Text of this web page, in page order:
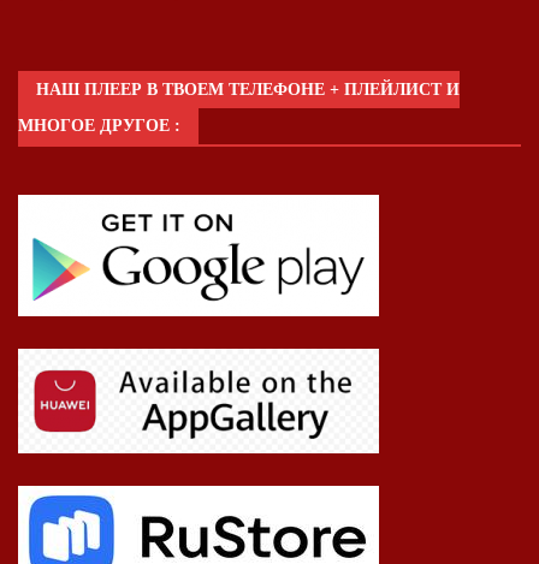
НАШ ПЛЕЕР В ТВОЕМ ТЕЛЕФОНЕ + ПЛЕЙЛИСТ И
МНОГОЕ ДРУГОЕ :